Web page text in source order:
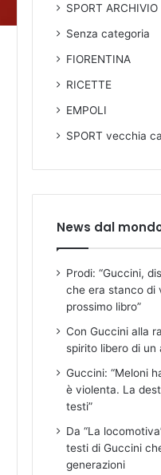
SPORT ARCHIVIO
Senza categoria
FIORENTINA
RICETTE
EMPOLI
SPORTvecchia
News dal
Prodi: “Guccini,
che era stanco di
prossimo libro”
Con Guccini alla
spirito libero di
Guccini: “Meloni
è violenta. La
testi”
Da “La
testi di Guccini
generazioni